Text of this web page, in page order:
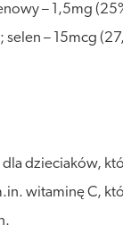
– 1,5mg
– 15mcg
dzieciaków,
witaminę C,